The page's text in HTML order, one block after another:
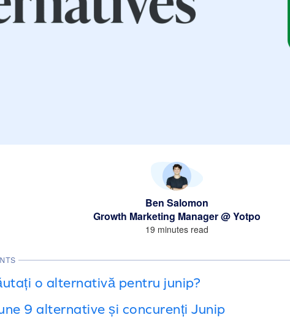
Ben Salomon
Growth Marketing Manager @ Yotpo
19 minutes read
o alternativă pentru junip?
9 alternative și concurenți Junip